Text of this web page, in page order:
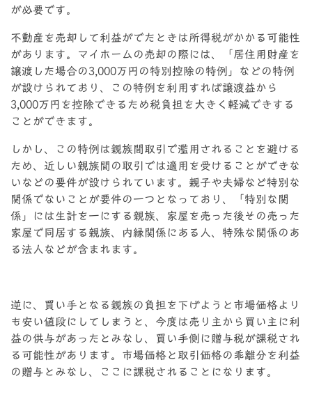
が必要です。
不動産を売却して利益がでたときは所得税がかかる可能性
があります。マイホームの売却の際には、「居住用財産を
譲渡した場合の3,000万円の特別控除の特例」などの特例
が設けられており、この特例を利用すれば譲渡益から
3,000万円を控除できるため税負担を大きく軽減できする
ことができます。
しかし、この特例は親族間取引で濫用されることを避ける
ため、近しい親族間の取引では適用を受けることができな
いなどの要件が設けられています。親子や夫婦など特別な
関係でないことが要件の一つとなっており、「特別な関
係」には生計を一にする親族、家屋を売った後その売った
家屋で同居する親族、内縁関係にある人、特殊な関係のあ
る法人などが含まれます。
逆に、買い手となる親族の負担を下げようと市場価格より
も安い値段にしてしまうと、今度は売り主から買い主に利
益の供与があったとみなし、買い手側に贈与税が課税され
る可能性があります。市場価格と取引価格の乖離分を利益
の贈与とみなし、ここに課税されることになります。